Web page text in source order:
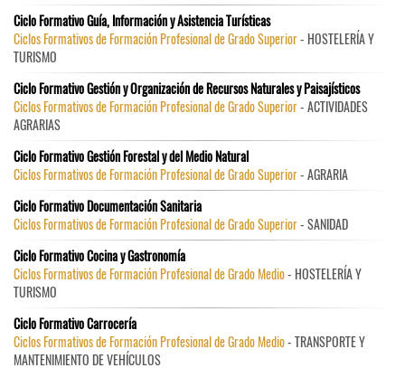
Ciclo Formativo Guía, Información y Asistencia Turísticas
Ciclos Formativos de Formación Profesional de Grado Superior- HOSTELERÍA Y
TURISMO
Ciclo Formativo Gestión y Organización de Recursos Naturales y Paisajísticos
Ciclos Formativos de Formación Profesional de Grado Superior- ACTIVIDADES
AGRARIAS
Ciclo Formativo Gestión Forestal y del Medio Natural
Ciclos Formativos de Formación Profesional de Grado Superior- AGRARIA
Ciclo Formativo Documentación Sanitaria
Ciclos Formativos de Formación Profesional de Grado Superior- SANIDAD
Ciclo Formativo Cocina y Gastronomía
Ciclos Formativos de Formación Profesional de Grado Medio- HOSTELERÍA Y
TURISMO
Ciclo Formativo Carrocería
Ciclos Formativos de Formación Profesional de Grado Medio- TRANSPORTE Y
MANTENIMIENTO DE VEHÍCULOS